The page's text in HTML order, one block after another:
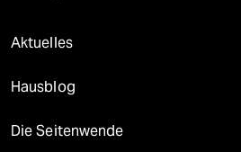
Aktuelles
Hausblog
Die Seitenwende